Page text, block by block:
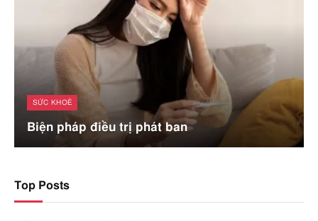
SỨC KHOẺ
Biện pháp điều trị phát ban
Top Posts